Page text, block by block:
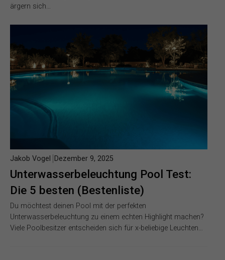
ärgern sich…
Unterwasserbeleuchtung Pool Test:
Die 5 besten (Bestenliste)
Jakob Vogel Dezember 9, 2025
Du möchtest deinen Pool mit der perfekten
Unterwasserbeleuchtung zu einem echten Highlight machen?
Viele Poolbesitzer entscheiden sich für x-beliebige Leuchten…